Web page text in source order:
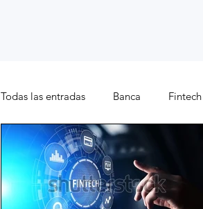
Todas las entradas Banca Fintech
e-commerce Viajes